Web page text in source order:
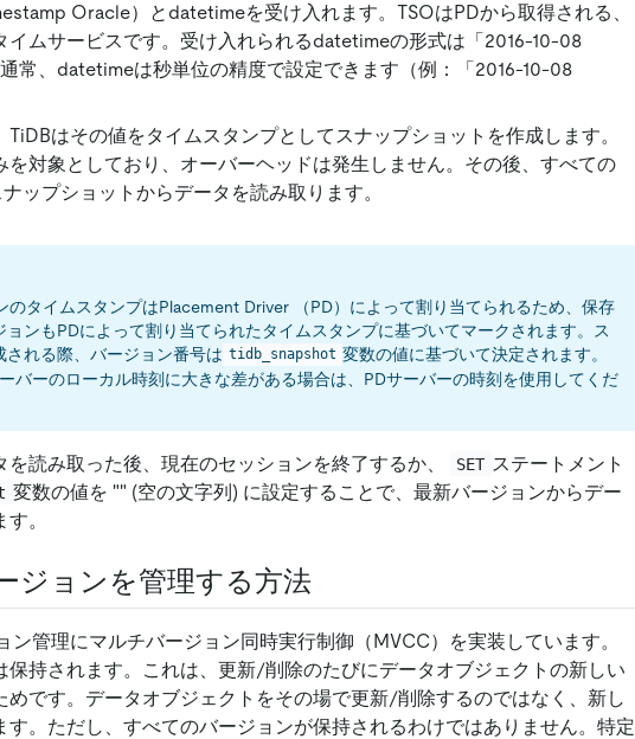
Oracle）とdatetimeを受け入れます。TSOはPDから取得される、
イムサービスです。受け入れられるdatetimeの形式は「2016-10-08
常、datetimeは秒単位の精度で設定できます（例：「2016-10-08
はその値をタイムスタンプとしてスナップショットを作成します。
を対象としており、オーバーヘッドは発生しません。その後、すべての
ップショットからデータを読み取ります。
のタイムスタンプはPlacement Driver （PD）によって割り当てられるため、保存
ョンもPDによって割り当てられたタイムスタンプに基づいてマークされます。ス
れる際、バージョン番号は tidb_snapshot 変数の値に基づいて決定されます。
バーのローカル時刻に大きな差がある場合は、PDサーバーの時刻を使用してくだ
読み取った後、現在のセッションを終了するか、 SET ステートメント
変数の値を "" (空の文字列) に設定することで、最新バージョンからデー
。
ジョンを管理する方法
ン管理にマルチバージョン同時実行制御（MVCC）を実装しています。
保持されます。これは、更新/削除のたびにデータオブジェクトの新しい
めです。データオブジェクトをその場で更新/削除するのではなく、新し
す。ただし、すべてのバージョンが保持されるわけではありません。特定